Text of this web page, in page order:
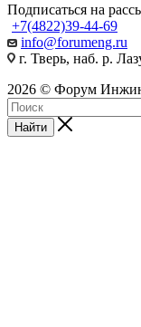
Подписаться на
+7(4822)39-44-69
info@forumeng.ru
г. Тверь, наб. р.
2026 © Форум
Найти